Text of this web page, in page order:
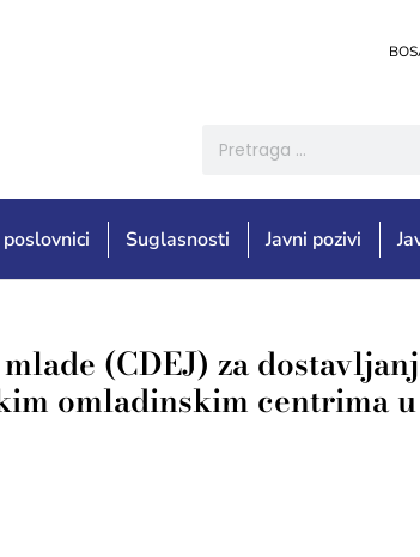
Suglasnosti Javni pozivi
(CDEJ) za
omladinskim centrima u